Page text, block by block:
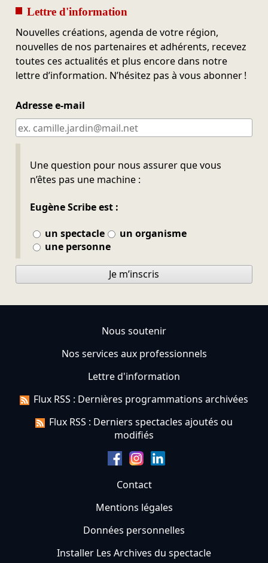
Lettre d'information
Nouvelles créations, agenda de votre région,
nouvelles de nos partenaires et adhérents, recevez
toutes ces actualités et plus encore dans notre
lettre d’information. N’hésitez pas à vous abonner !
Adresse e-mail
Une question pour nous assurer que vous
n’êtes pas une machine :
Eugène Scribe est :
un spectacle
un organisme
une personne
Ne pas remplir
Je m’inscris
Nous soutenir
Nos services aux professionnels
Lettre d'information
Flux RSS : Dernières programmations archivées
Flux RSS : Derniers spectacles ajoutés ou
modifiés
Contact
Mentions légales
Données personnelles
Installer Les Archives du spectacle